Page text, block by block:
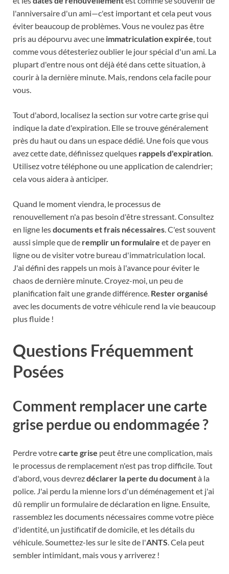
l'anniversaire d'un ami—c'est important et cela peut vous
éviter beaucoup de problèmes. Vous ne voulez pas être
pris au dépourvu avec une immatriculation expirée, tout
comme vous détesteriez oublier le jour spécial d'un ami. La
plupart d'entre nous ont déjà été dans cette situation, à
courir à la dernière minute. Mais, rendons cela facile pour
vous.
Tout d'abord, localisez la section sur votre carte grise qui
indique la date d'expiration. Elle se trouve généralement
près du haut ou dans un espace dédié. Une fois que vous
avez cette date, définissez quelques rappels d'expiration.
Utilisez votre téléphone ou une application de calendrier;
cela vous aidera à anticiper.
Quand le moment viendra, le processus de
renouvellement n'a pas besoin d'être stressant. Consultez
en ligne lesdocuments et frais nécessaires. C'est souvent
aussi simple que de remplir un formulaire et de payer en
ligne ou de visiter votre bureau d'immatriculation local.
J'ai défini des rappels un mois à l'avance pour éviter le
chaos de dernière minute. Croyez-moi, un peu de
planification fait une grande différence. Rester organisé
avec les documents de votre véhicule rend la vie beaucoup
plus fluide !
Questions Fréquemment
Posées
Comment remplacer une carte
grise perdue ou endommagée ?
Perdre votrecarte grise peut être une complication, mais
le processus de remplacement n'est pas trop difficile. Tout
d'abord, vous devrezdéclarer la perte du documentà la
police. J'ai perdu la mienne lors d'un déménagement et j'ai
dû remplir un formulaire de déclaration en ligne. Ensuite,
rassemblez les documents nécessaires comme votre pièce
d'identité, un justificatif de domicile, et les détails du
véhicule. Soumettez-les sur le site de l'ANTS. Cela peut
sembler intimidant, mais vous y arriverez !